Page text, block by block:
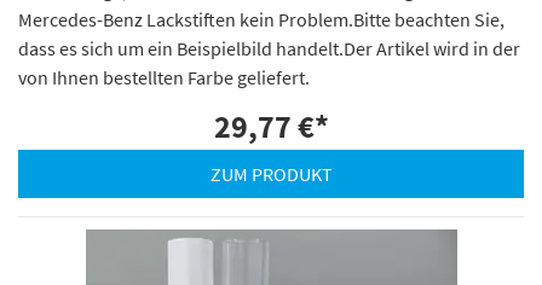
Mercedes-Benz Lackstiften kein Problem.Bitte beachten Sie,
dass es sich um ein Beispielbild handelt.Der Artikel wird in der
von Ihnen bestellten Farbe geliefert.
29,77 €*
ZUM PRODUKT